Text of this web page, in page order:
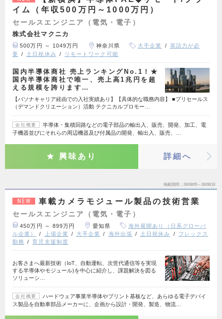
イム（年収500万円～1000万円）
セールスエンジニア（電気・電子）
株式会社マクニカ
500万円 ～ 1049万円 神奈川県 大手企業
英語力が必
要
土日祝休み リモートワーク可能
国内半導体商社 売上ランキングNo.1！★
国内半導体商社で唯一、売上高1兆円を超
える規模を誇ります…
【パソナキャリア経由での入社実績あり】【具体的な職務内容】 ■プリセールス
（デマンドクリエーション）活動 テクニカルプロモー…
会社概要
半導体・集積回路などの電子部品の輸出入、販売、開発、加工、電
子機器並びにそれらの周辺機器及び付属品の開発、輸出入、販売、…
興味あり 詳細へ
掲載期間 26/08/05～26/08/18
NEW 車載カメラモジュール製品の技術営業
セールスエンジニア（電気・電子）
450万円 ～ 899万円 愛知県
海外展開あり（日系グローバ
ル企業）
上場企業 大手企業 海外出張 土日祝休み
フレックス
勤務
育児支援制度
お客さまへ最新技術（IoT、自動運転、次世代通信等を実現
する半導体やモジュール)を中心に紹介し、課題解決を図る
ソリューシ…
会社概要
ハードウェア事業半導体やプリント基板など、あらゆる電子デバイ
ス製品を自動車部品メーカーに、企画から設計・開発、製造、物流…